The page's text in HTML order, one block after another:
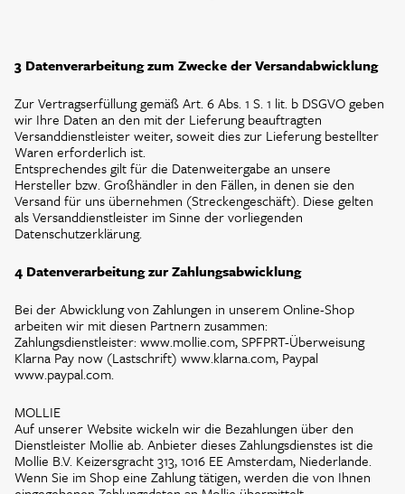
3 Datenverarbeitung zum Zwecke der Versandabwicklung
Zur Vertragserfüllung gemäß Art. 6 Abs. 1 S. 1 lit. b DSGVO geben
wir Ihre Daten an den mit der Lieferung beauftragten
Versanddienstleister weiter, soweit dies zur Lieferung bestellter
Waren erforderlich ist.
Entsprechendes gilt für die Datenweitergabe an unsere
Hersteller bzw. Großhändler in den Fällen, in denen sie den
Versand für uns übernehmen (Streckengeschäft). Diese gelten
als Versanddienstleister im Sinne der vorliegenden
Datenschutzerklärung.
4 Datenverarbeitung zur Zahlungsabwicklung
Bei der Abwicklung von Zahlungen in unserem Online-Shop
arbeiten wir mit diesen Partnern zusammen:
Zahlungsdienstleister: www.mollie.com, SPFPRT-Überweisung
Klarna Pay now (Lastschrift) www.klarna.com, Paypal
www.paypal.com.
MOLLIE
Auf unserer Website wickeln wir die Bezahlungen über den
Dienstleister Mollie ab. Anbieter dieses Zahlungsdienstes ist die
Mollie B.V. Keizersgracht 313, 1016 EE Amsterdam, Niederlande.
Wenn Sie im Shop eine Zahlung tätigen, werden die von Ihnen